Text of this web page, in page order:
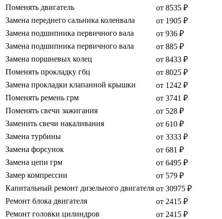
Поменять двигатель
от 8535 ₽
Замена переднего сальника коленвала
от 1905 ₽
Замена подшипника первичного вала
от 936 ₽
Замена подшипника первичного вала
от 885 ₽
Замена поршневых колец
от 8433 ₽
Поменять прокладку гбц
от 8025 ₽
Замена прокладки клапанной крышки
от 1242 ₽
Поменять ремень грм
от 3741 ₽
Поменять свечи зажигания
от 528 ₽
Заменить свечи накаливания
от 610 ₽
Замена турбины
от 3333 ₽
Замена форсунок
от 681 ₽
Замена цепи грм
от 6495 ₽
Замер компрессии
от 579 ₽
Капитальный ремонт дизельного двигателя от 30975 ₽
Ремонт блока двигателя
от 2415 ₽
Ремонт головки цилиндров
от 2415 ₽